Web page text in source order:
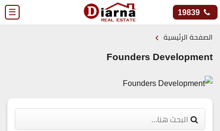
☰ 19839
الصفحة الرئيسية ›
Founders Development